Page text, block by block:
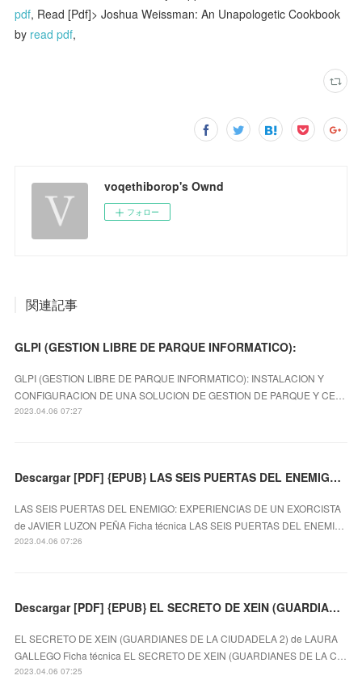
pdf, Read [Pdf]> Joshua Weissman: An Unapologetic Cookbook
by read pdf,
voqethiborop's Ownd
フォロー
関連記事
GLPI (GESTION LIBRE DE PARQUE INFORMATICO):
GLPI (GESTION LIBRE DE PARQUE INFORMATICO): INSTALACION Y
CONFIGURACION DE UNA SOLUCION DE GESTION DE PARQUE Y CE…
2023.04.06 07:27
Descargar [PDF] {EPUB} LAS SEIS PUERTAS DEL ENEMIGO: EXPERIENCIAS DE UN EXORCISTA
LAS SEIS PUERTAS DEL ENEMIGO: EXPERIENCIAS DE UN EXORCISTA
de JAVIER LUZON PEÑA Ficha técnica LAS SEIS PUERTAS DEL ENEMI…
2023.04.06 07:26
Descargar [PDF] {EPUB} EL SECRETO DE XEIN (GUARDIANES DE LA CIUDADELA 2)
EL SECRETO DE XEIN (GUARDIANES DE LA CIUDADELA 2) de LAURA
GALLEGO Ficha técnica EL SECRETO DE XEIN (GUARDIANES DE LA C…
2023.04.06 07:25